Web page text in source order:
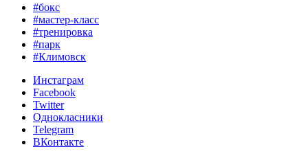
#бокс
#мастер-класс
#тренировка
#парк
#Климовск
Инстаграм
Facebook
Twitter
Однокласники
Telegram
ВКонтакте